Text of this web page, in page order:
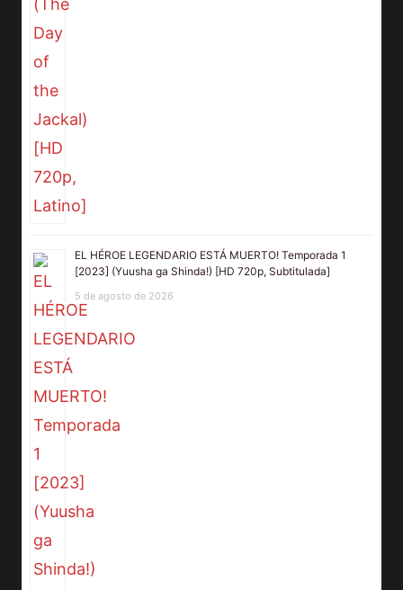
EL HÉROE LEGENDARIO ESTÁ MUERTO! Temporada 1
[2023] (Yuusha ga Shinda!) [HD 720p, Subtitulada]
5 de agosto de 2026